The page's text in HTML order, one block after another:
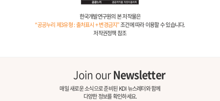
한국개발연구원의 본 저작물은
“공공누리 제3유형 : 출처표시 + 변경금지”조건에 따라 이용할 수 있습니다.
저작권정책 참조
Join ourNewsletter
매일 새로운 소식으로 준비된 KDI 뉴스레터와 함께
다양한 정보를 확인하세요.